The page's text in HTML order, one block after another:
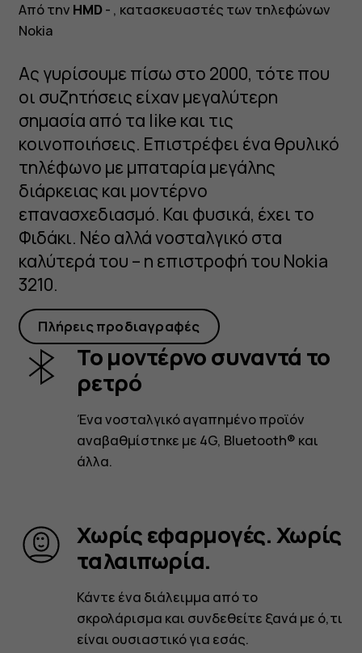
NOKIA 3210
Ένα πρωτότυπο επιστρέφει από το Y2K,
Από την HMD- , κατασκευαστές των τηλεφώνων
Nokia
Ας γυρίσουμε πίσω στο 2000, τότε που
οι συζητήσεις είχαν μεγαλύτερη
σημασία από τα like και τις
κοινοποιήσεις. Επιστρέφει ένα θρυλικό
τηλέφωνο με μπαταρία μεγάλης
διάρκειας και μοντέρνο
επανασχεδιασμό. Και φυσικά, έχει το
Φιδάκι. Νέο αλλά νοσταλγικό στα
καλύτερά του – η επιστροφή του Nokia
3210.
Πλήρεις προδιαγραφές
Το μοντέρνο συναντά το
ρετρό
Ένα νοσταλγικό αγαπημένο προϊόν
αναβαθμίστηκε με 4G, Bluetooth® και
άλλα.
Χωρίς εφαρμογές. Χωρίς
ταλαιπωρία.
Κάντε ένα διάλειμμα από το
σκρολάρισμα και συνδεθείτε ξανά με ό,τι
είναι ουσιαστικό για εσάς.